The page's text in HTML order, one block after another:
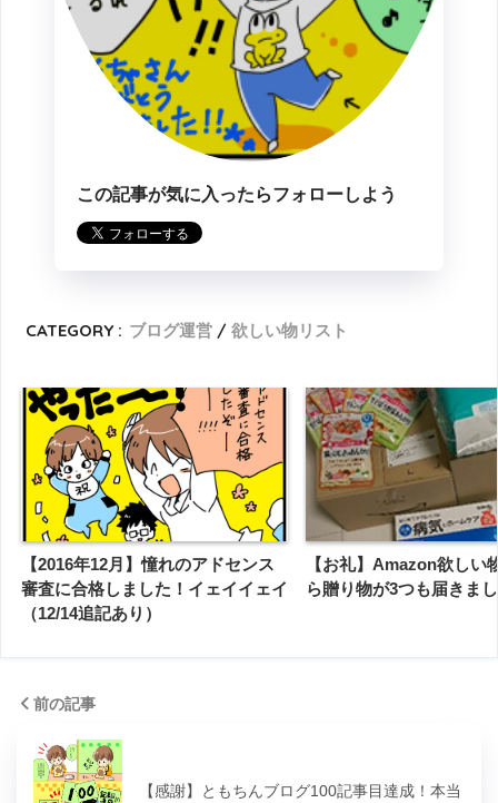
この記事が気に入ったらフォローしよう
CATEGORY : ブログ運営 欲しい物リスト
【2016年12月】憧れのアドセンス
審査に合格しました！イェイイェイ
（12/14追記あり）
【お礼】Amazon欲しい
ら贈り物が3つも届きま
前の記事
【感謝】ともちんブログ100記事目達成！本当